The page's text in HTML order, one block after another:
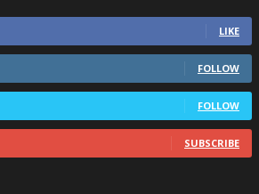
LIKE
FOLLOW
FOLLOW
SUBSCRIBE